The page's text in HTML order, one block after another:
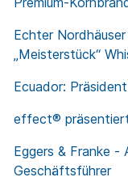
Echter
„Meisterstück“
Ecuador:
effect®
Eggers & Franke -
Geschäftsführer